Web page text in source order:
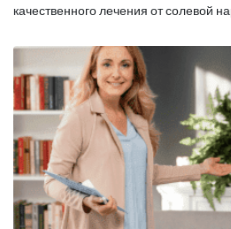
качественного лечения от солевой